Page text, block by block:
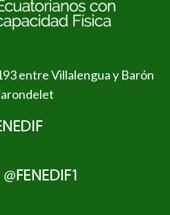
entre Villalengua y Barón